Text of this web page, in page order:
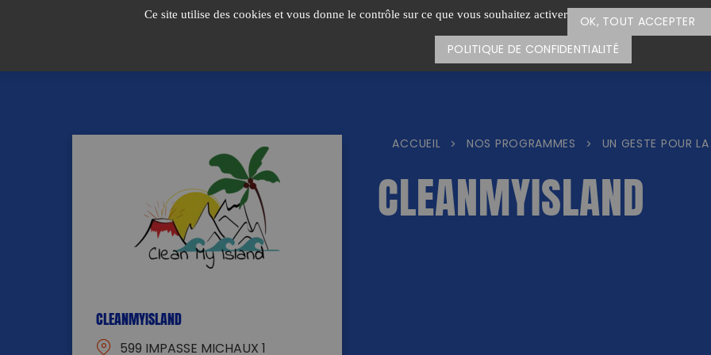
Ce site utilise des cookies et vous donne le contrôle sur ce que vous souhaitez activer OK, TOUT ACCEPTER
POLITIQUE DE CONFIDENTIALITÉ
ACCUEIL > NOS PROGRAMMES > UN GESTE POUR
CLEANMYISLAND
CLEANMYISLAND
599 IMPASSE MICHAUX 1